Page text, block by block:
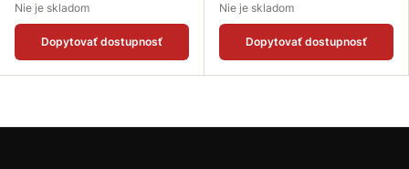
Nie je skladom
Dopytovať dostupnosť
Nie je skladom
Dopytovať dostupnosť